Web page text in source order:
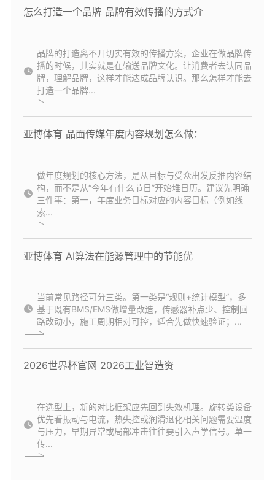
怎么打造一个品牌 品牌有效传播的方式介
品牌的打造离不开切实有效的传播方案，企业在做品牌传
播的时候，其实就是在输送品牌文化。让消费者去认同品
牌，理解品牌，这样才能达成品牌认识。那么怎样才能去
打造一个品牌...
亚博体育 品面传媒年度内容规划怎么做：
做年度规划的核心方法，是从目标与受众出发反推内容结
构，而不是从“今年有什么节日”开始堆日历。建议先明确
三件事：第一，年度业务目标对应的内容目标（例如线
索...
亚博体育 AI算法在能源管理中的节能优
当前常见路径可分三类。第一类是“规则+统计模型”，多
基于既有BMS/EMS做增量改造，传感器补点少、控制回
路改动小，施工周期相对可控，适合先做快速验证；...
2026世界杯官网 2026工业智造资
在选型上，新的对比框架应先回到失效机理。旋转类设备
优先看振动与电流，热失控或润滑退化相关问题需要温度
与压力，早期异常或局部冲击往往要引入声学信号。单一
传...